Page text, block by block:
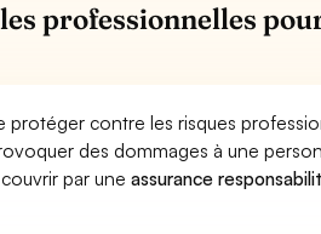
professionnelles
contre les risques
des dommages à une
par uneassurance